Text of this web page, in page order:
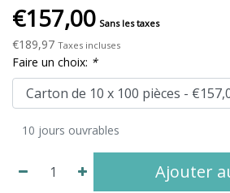
€157,00 Sans les taxes
€189,97 Taxes incluses
Faire un choix: *
10 jours ouvrables
Ajouter